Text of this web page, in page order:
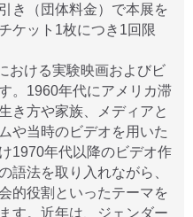
き（団体料金）で本展を
ケット1枚につき1回限
おける実験映画およびビ
。1960年代にアメリカ滞
き方や家族、メディアと
や当時のビデオを用いた
1970年代以降のビデオ作
語法を取り入れながら、
的役割といったテーマを
す。近年は、ジェンダー